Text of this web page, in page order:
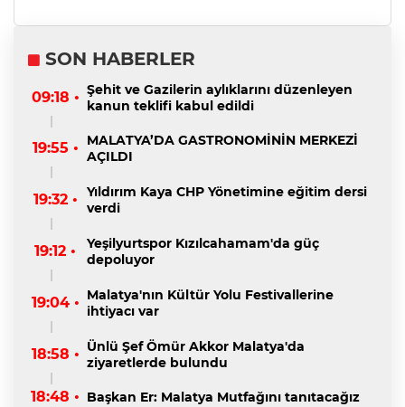
SON HABERLER
09:18 • Şehit ve Gazilerin aylıklarını düzenleyen
kanun teklifi kabul edildi
19:55 •
MALATYA’DA GASTRONOMİNİN MERKEZİ
AÇILDI
19:32 •
Yıldırım Kaya CHP Yönetimine eğitim dersi
verdi
19:12 •
Yeşilyurtspor Kızılcahamam'da güç
depoluyor
19:04 • Malatya'nın Kültür Yolu Festivallerine
ihtiyacı var
18:58 • Ünlü Şef Ömür Akkor Malatya'da
ziyaretlerde bulundu
18:48 • Başkan Er: Malatya Mutfağını tanıtacağız